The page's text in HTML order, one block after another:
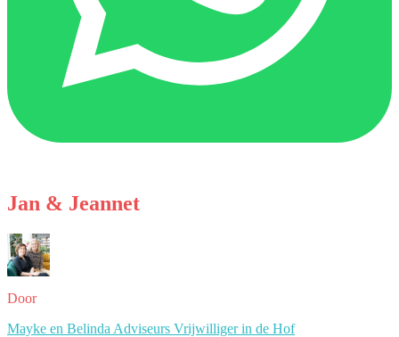
Jan & Jeannet
Door
Mayke en Belinda Adviseurs Vrijwilliger in de Hof